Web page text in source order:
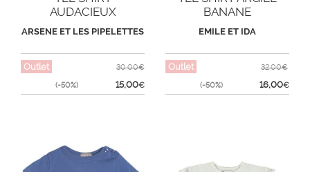
AUDACIEUX
ARSENE ET LES PIPELETTES
Outlet
(-50%)
30,00€
15,00€
BANANE
EMILE ET IDA
Outlet
(-50%)
32,00€
16,00€